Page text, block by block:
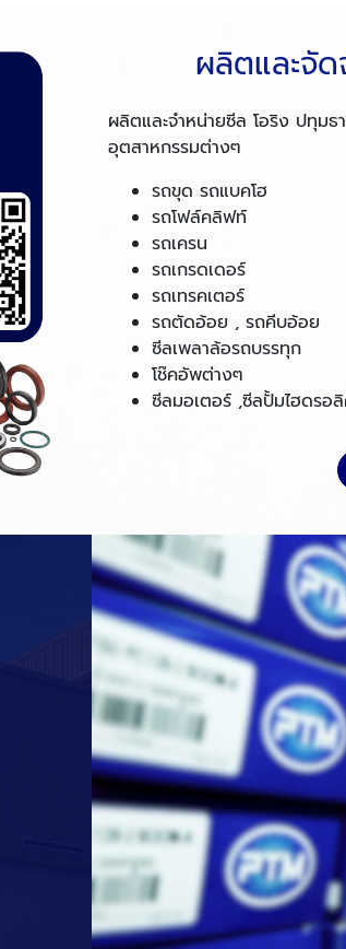
ผลิตและจั
ผลิตและจำหน่ายซีล โอริง ปทุม
อุตสาหกรรมต่างๆ
รถขุด รถแบคโฮ
รถโฟล์คลิฟท์
รถเครน
รถเกรดเดอร์
รถเทรคเตอร์
รถตัดอ้อย , รถคีบอ้อย
ซีลเพลาล้อรถบรรทุก
โช๊คอัพต่างๆ
ซีลมอเตอร์ ,ซีลปั้มไฮดรอลิ